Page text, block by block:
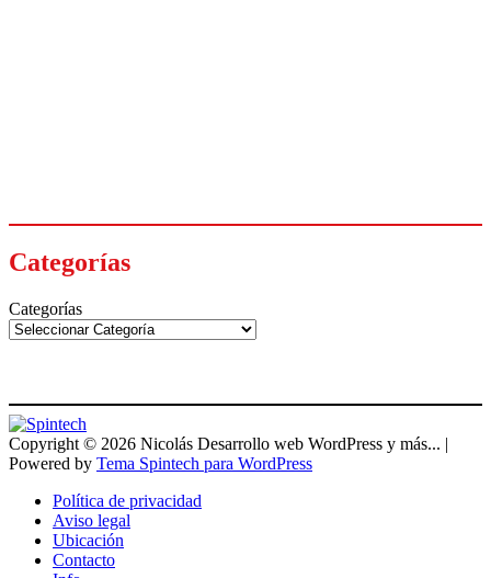
Categorías
Categorías
Copyright © 2026 Nicolás Desarrollo web WordPress y más... |
Powered by Tema Spintech para WordPress
Política de privacidad
Aviso legal
Ubicación
Contacto